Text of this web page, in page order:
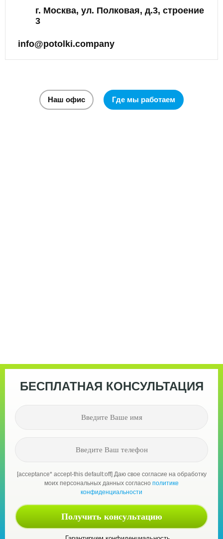
г. Москва, ул. Полковая, д.3, строение
3
info@potolki.company
Наш офис Где мы работаем
БЕСПЛАТНАЯ КОНСУЛЬТАЦИЯ
[acceptance* accept-this default:off] Даю свое согласие на обработку
моих персональных данных согласно политике
конфиденциальности